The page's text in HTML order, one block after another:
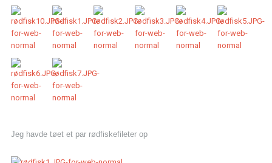
Jeg havde tøet et par rødfiskefileter op